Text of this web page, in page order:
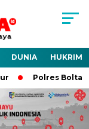
DUNIA HUKRIM
Polres Boltara